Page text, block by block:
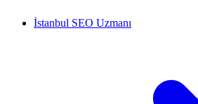
İstanbul SEO Uzmanı